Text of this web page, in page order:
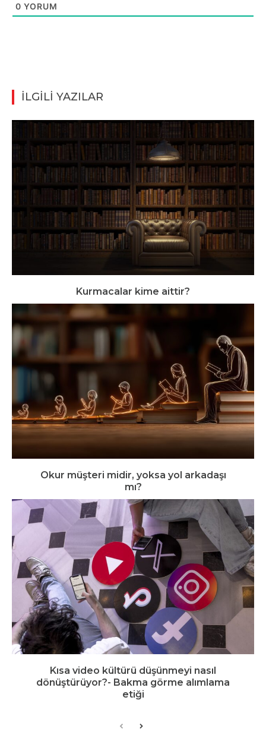
0 YORUM
İLGİLİ YAZILAR
Kurmacalar kime aittir?
Okur müşteri midir, yoksa yol arkadaşı
mı?
Kısa video kültürü düşünmeyi nasıl
dönüştürüyor?- Bakma görme alımlama
etiği